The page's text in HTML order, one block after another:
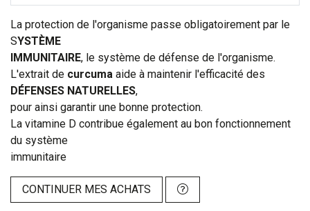
La protection de l'organisme passe obligatoirement par le
SYSTÈME
IMMUNITAIRE, le système de défense de l'organisme.
L'extrait de curcuma aide à maintenir l'efficacité des
DÉFENSES NATURELLES,
pour ainsi garantir une bonne protection.
La vitamine D contribue également au bon fonctionnement
du système
immunitaire
CONTINUER MES ACHATS